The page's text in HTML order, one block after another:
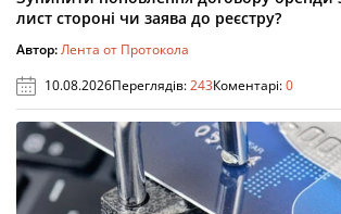
лист стороні чи заява до реєстру?
Автор:Лента от Протокола
10.08.2026Переглядів:243Коментарі:0